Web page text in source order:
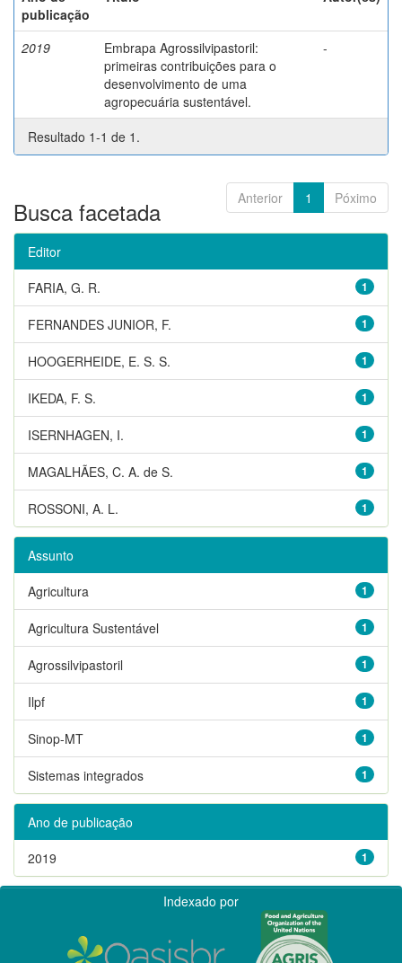
publicação
2019
Embrapa Agrossilvipastoril:
primeiras contribuições para o
desenvolvimento de uma
agropecuária sustentável.
-
Resultado 1-1 de 1.
Anterior 1 Póximo
Busca facetada
Editor
1
FARIA, G. R.
1
FERNANDES JUNIOR, F.
1
HOOGERHEIDE, E. S. S.
1
IKEDA, F. S.
1
ISERNHAGEN, I.
1
MAGALHÃES, C. A. de S.
1
ROSSONI, A. L.
Assunto
1
Agricultura
1
Agricultura Sustentável
1
Agrossilvipastoril
1
Ilpf
1
Sinop-MT
1
Sistemas integrados
Ano de publicação
1
2019
Indexado por